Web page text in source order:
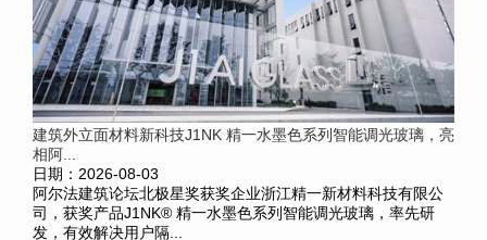
建筑外立面材料新科技J1NK 精一水墨色系列智能调光玻璃，亮
相阿...
日期：2026-08-03
阿尔法建筑论坛北极星奖获奖企业浙江精一新材料科技有限公
司，获奖产品J1NK® 精一水墨色系列智能调光玻璃，率先研
发，有效解决用户隔...